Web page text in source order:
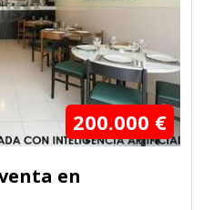
200.000 €
en